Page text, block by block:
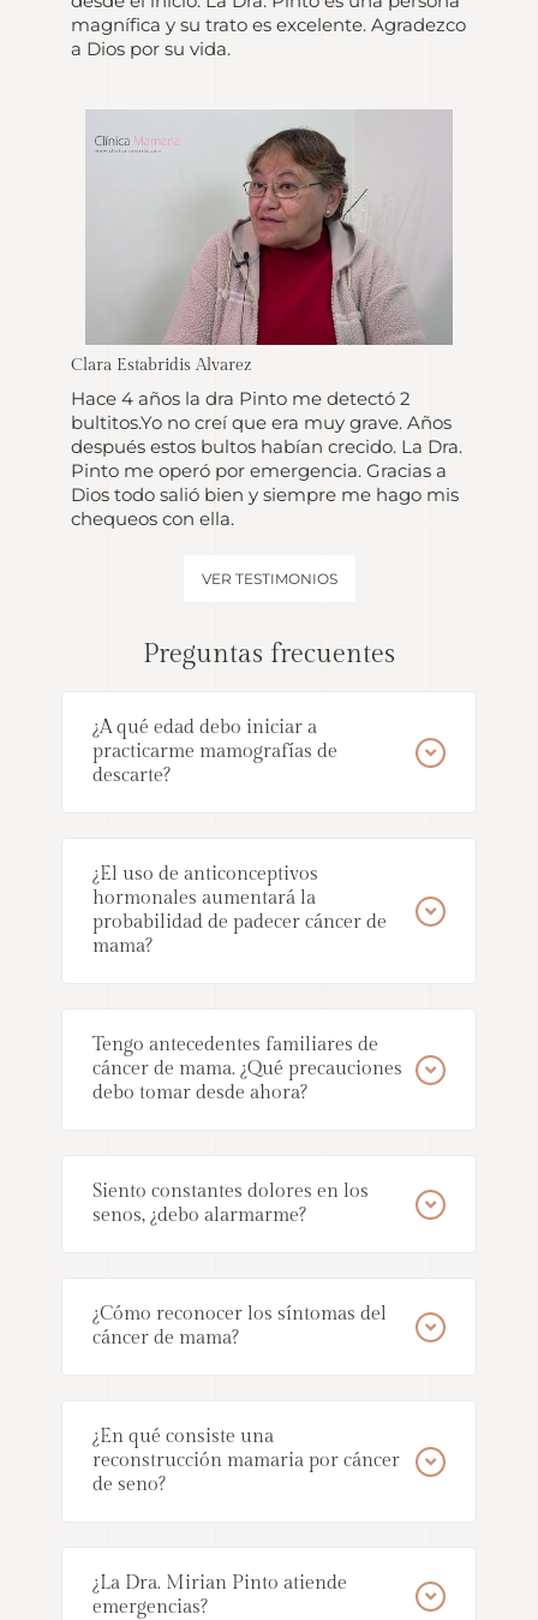
magnífica y su trato es excelente. Agradezco
a Dios por su vida.
Clara Estabridis Alvarez
Hace 4 años la dra Pinto me detectó 2
bultitos.Yo no creí que era muy grave. Años
después estos bultos habían crecido. La Dra.
Pinto me operó por emergencia. Gracias a
Dios todo salió bien y siempre me hago mis
chequeos con ella.
VER TESTIMONIOS
Preguntas frecuentes
¿A qué edad debo iniciar a
practicarme mamografías de
descarte?
¿El uso de anticonceptivos
hormonales aumentará la
probabilidad de padecer cáncer de
mama?
Tengo antecedentes familiares de
cáncer de mama. ¿Qué precauciones
debo tomar desde ahora?
Siento constantes dolores en los
senos, ¿debo alarmarme?
¿Cómo reconocer los síntomas del
cáncer de mama?
¿En qué consiste una
reconstrucción mamaria por cáncer
de seno?
¿La Dra. Mirian Pinto atiende
emergencias?